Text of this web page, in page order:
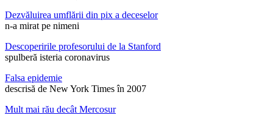
Dezvăluirea umflării din pix a deceselor
n-a mirat pe nimeni
Descoperirile profesorului de la Stanford
spulberă isteria coronavirus
Falsa epidemie
descrisă de New York Times în 2007
Mult mai rău decât Mercosur